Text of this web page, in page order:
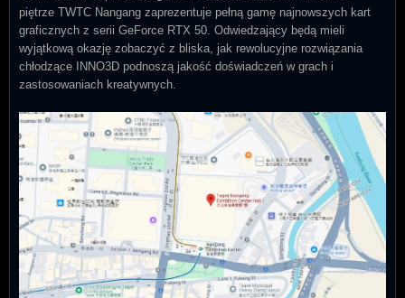
piętrze TWTC Nangang zaprezentuje pełną gamę najnowszych kart
graficznych z serii GeForce RTX 50. Odwiedzający będą mieli
wyjątkową okazję zobaczyć z bliska, jak rewolucyjne rozwiązania
chłodzące INNO3D podnoszą jakość doświadczeń w grach i
zastosowaniach kreatywnych.